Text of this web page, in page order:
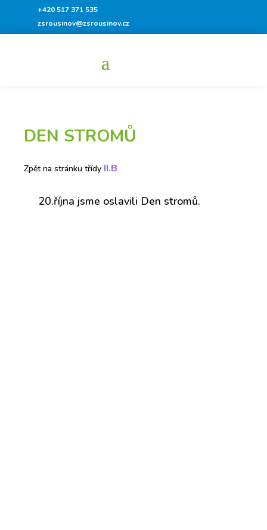
+420 517 371 535
zsrousinov@zsrousinov.cz
DEN STROMŮ
Zpět na stránku třídy II.B
20.října jsme oslavili Den stromů.